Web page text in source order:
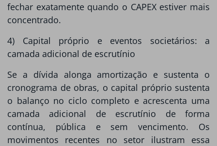
fechar exatamente quando o CAPEX estiver mais
concentrado.
4) Capital próprio e eventos societários: a
camada adicional de escrutínio
Se a dívida alonga amortização e sustenta o
cronograma de obras, o capital próprio sustenta
o balanço no ciclo completo e acrescenta uma
camada adicional de escrutínio de forma
contínua, pública e sem vencimento. Os
movimentos recentes no setor ilustram essa